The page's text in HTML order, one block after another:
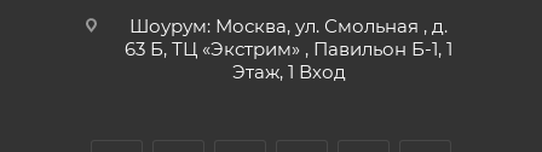
Шоурум: Москва, ул. Смольная , д.
63 Б, ТЦ «Экстрим» , Павильон Б-1, 1
Этаж, 1 Вход